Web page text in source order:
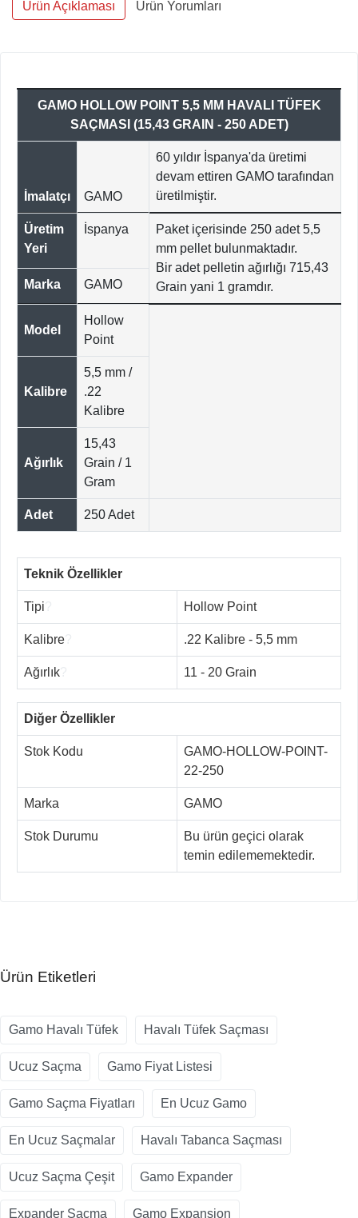
Ürün Açıklaması Ürün Yorumları
GAMO HOLLOW POINT 5,5 MM HAVALI TÜFEK
SAÇMASI (15,43 GRAIN - 250 ADET)
İmalatçı GAMO
60 yıldır İspanya'da üretimi
devam ettiren GAMO tarafından
üretilmiştir.
Üretim
Yeri
İspanya
Paket içerisinde 250 adet 5,5
mm pellet bulunmaktadır.
Bir adet pelletin ağırlığı 715,43
Grain yani 1 gramdır.
Marka GAMO
Model
Hollow
Point
Kalibre
5,5 mm /
.22
Kalibre
Ağırlık
15,43
Grain / 1
Gram
Adet 250 Adet
Teknik Özellikler
Tipi Hollow Point
Kalibre .22 Kalibre - 5,5 mm
Ağırlık 11 - 20 Grain
Diğer Özellikler
Stok Kodu
GAMO-HOLLOW-POINT-
22-250
Marka GAMO
Stok Durumu
Bu ürün geçici olarak
temin edilememektedir.
Ürün Etiketleri
Gamo Havalı Tüfek Havalı Tüfek Saçması
Ucuz Saçma Gamo Fiyat Listesi
Gamo Saçma Fiyatları En Ucuz Gamo
En Ucuz Saçmalar Havalı Tabanca Saçması
Ucuz Saçma Çeşit Gamo Expander
Expander Saçma Gamo Expansion